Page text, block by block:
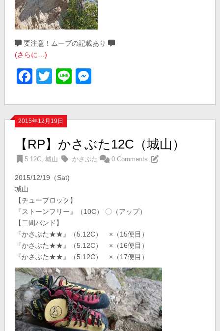
要注意！ムーブの記載あり
(さらに…)
Facebook
Twitter
Line
2015年12月19日
【RP】かさぶた12C（城山）
5.12C,城山 かさぶた 0 Comments
2015/12/19（Sat)
城山
【チューブロック】
『ストーンフリー』（10C） 〇（アップ）
【二間バンド】
『かさぶた★★』（5.12C） ×（15便目）
『かさぶた★★』（5.12C） ×（16便目）
『かさぶた★★』（5.12C） ×（17便目）